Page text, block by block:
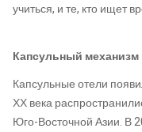
учиться, и те, кто ищет
Капсульный механизм
Капсульные отели
ХХ века
Юго-Восточной Азии. В